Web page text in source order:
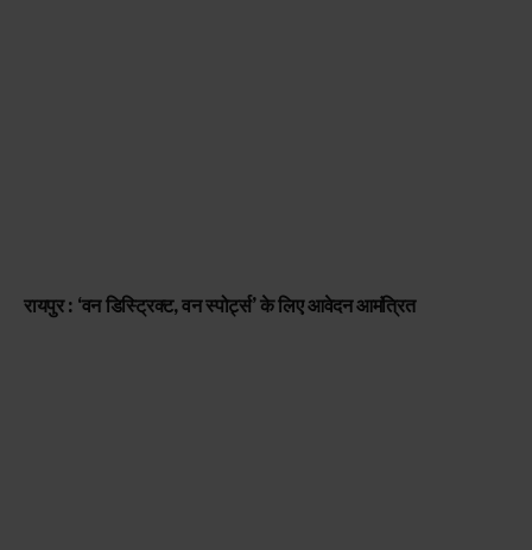
रायपुर : ‘वन डिस्ट्रिक्ट, वन स्पोर्ट्स’ के लिए आवेदन आमंत्रित